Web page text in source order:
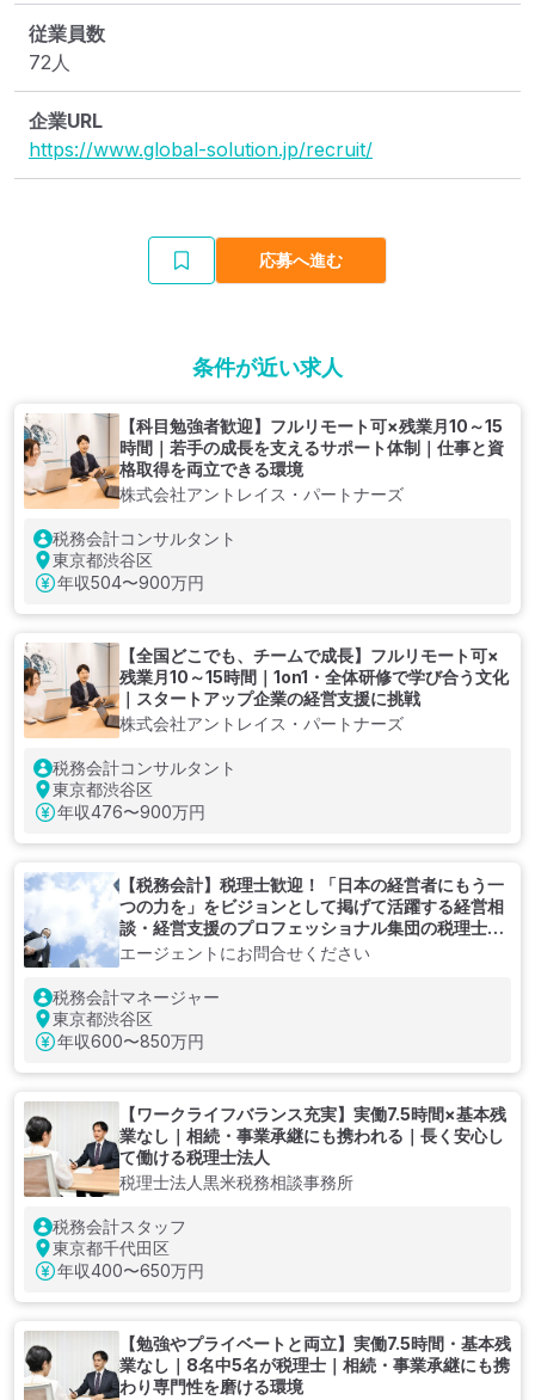
従業員数
72人
企業URL
https://www.global-solution.jp/recruit/
応募へ進む
条件が近い求人
【科目勉強者歓迎】フルリモート可×残業月10～15
時間｜若手の成長を支えるサポート体制｜仕事と資
格取得を両立できる環境
株式会社アントレイス・パートナーズ
税務会計コンサルタント
東京都渋谷区
年収504〜900万円
【全国どこでも、チームで成長】フルリモート可×
残業月10～15時間｜1on1・全体研修で学び合う文化
｜スタートアップ企業の経営支援に挑戦
株式会社アントレイス・パートナーズ
税務会計コンサルタント
東京都渋谷区
年収476〜900万円
【税務会計】税理士歓迎！「日本の経営者にもう一
つの力を」をビジョンとして掲げて活躍する経営相
談・経営支援のプロフェッショナル集団の税理士法
人
エージェントにお問合せください
税務会計マネージャー
東京都渋谷区
年収600〜850万円
【ワークライフバランス充実】実働7.5時間×基本残
業なし｜相続・事業承継にも携われる｜長く安心し
て働ける税理士法人
税理士法人黒米税務相談事務所
税務会計スタッフ
東京都千代田区
年収400〜650万円
【勉強やプライベートと両立】実働7.5時間・基本残
業なし｜8名中5名が税理士｜相続・事業承継にも携
わり専門性を磨ける環境